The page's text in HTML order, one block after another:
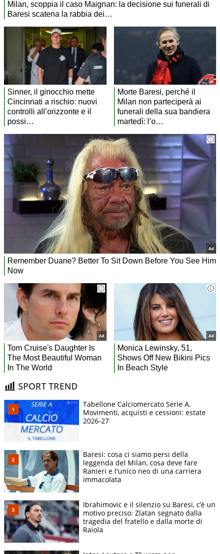
SPORT TREND
Tabellone Calciomercato Serie A.
Movimenti, acquisti e cessioni: estate
2026-27
Baresi: cosa ci siamo persi della
leggenda del Milan, cosa deve fare
Ranieri e l'unico neo di una carriera
immacolata
Ibrahimovic e il silenzio su Baresi, c’è un
motivo preciso: Zlatan segnato dalla
tragedia del fratello e dalla morte di
Raiola